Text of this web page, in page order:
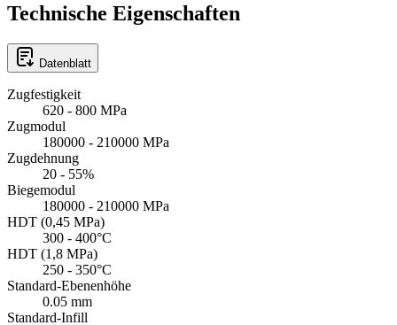
Technische Eigenschaften
Datenblatt
Zugfestigkeit
620 - 800 MPa
Zugmodul
180000 - 210000 MPa
Zugdehnung
20 - 55%
Biegemodul
180000 - 210000 MPa
HDT (0,45 MPa)
300 - 400°C
HDT (1,8 MPa)
250 - 350°C
Standard-Ebenenhöhe
0.05 mm
Standard-Infill